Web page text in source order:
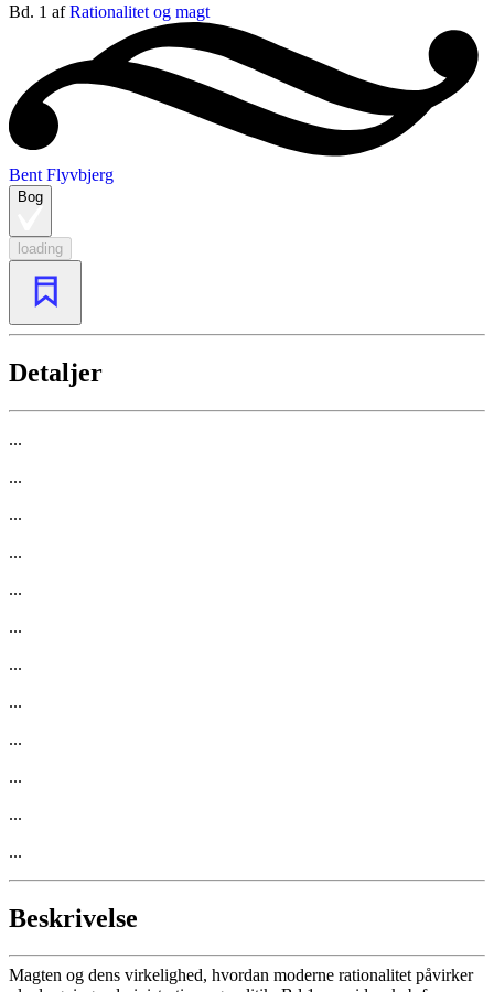
Bd. 1 afRationalitet og magt
Bent Flyvbjerg
Bog
loading
Detaljer
...
...
...
...
...
...
...
...
...
...
...
...
Beskrivelse
Magten og dens virkelighed, hvordan moderne rationalitet påvirker